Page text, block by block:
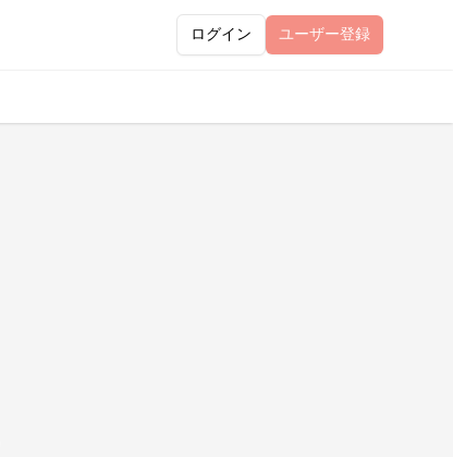
ログイン ユーザー登録